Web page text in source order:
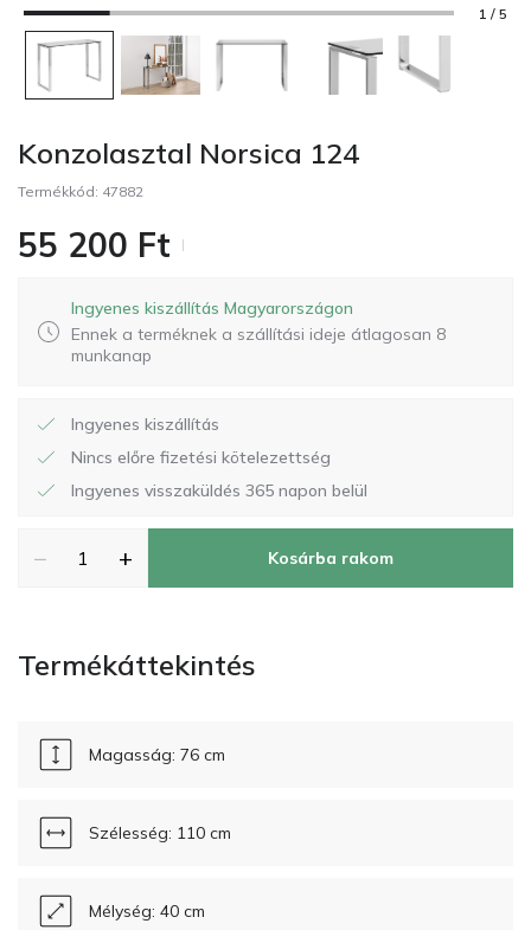
1 / 5
Konzolasztal Norsica 124
Termékkód: 47882
55 200 Ft
Ingyenes kiszállítás Magyarországon
Ennek a terméknek a szállítási ideje átlagosan 8
munkanap
Ingyenes kiszállítás
Nincs előre fizetési kötelezettség
Ingyenes visszaküldés 365 napon belül
− + Kosárba rakom
Termékáttekintés
Magasság: 76 cm
Szélesség: 110 cm
Mélység: 40 cm